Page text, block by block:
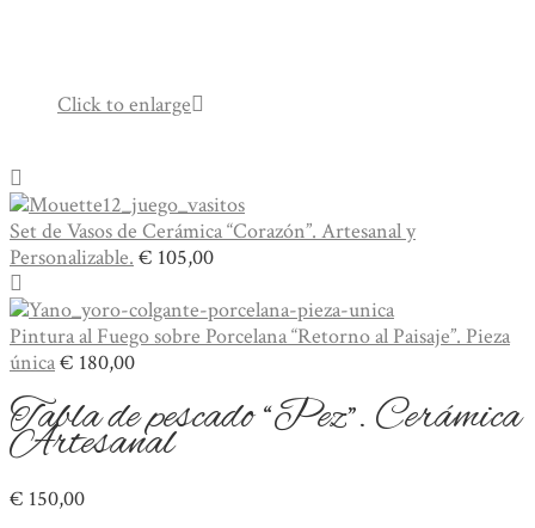
Click to enlarge
Set de Vasos de Cerámica “Corazón”. Artesanal y
Personalizable. € 105,00
Pintura al Fuego sobre Porcelana “Retorno al Paisaje”. Pieza
única€ 180,00
Tabla de pescado “Pez”. Cerámica
Artesanal
€ 150,00